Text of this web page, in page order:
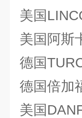
美国
美国阿斯
德国
德国倍加
美国